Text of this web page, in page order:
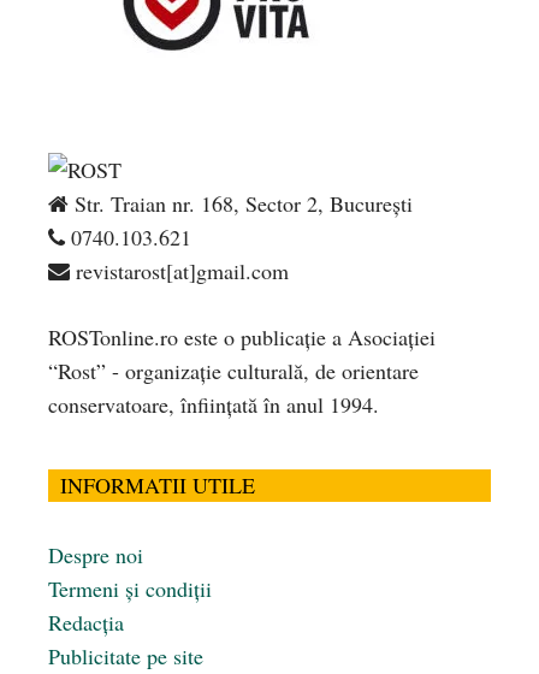
Str. Traian nr. 168, Sector 2, București
0740.103.621
revistarost[at]gmail.com
ROSTonline.ro este o publicaţie a Asociaţiei
“Rost” - organizaţie culturală, de orientare
conservatoare, înfiinţată în anul 1994.
INFORMATII UTILE
Despre noi
Termeni și condiții
Redacția
Publicitate pe site